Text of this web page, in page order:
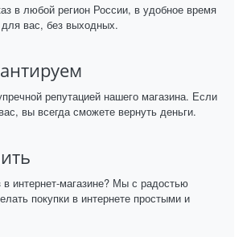
в любой регион России, в удобное время
вас, без выходных.
репутацией нашего магазина. Если
вы всегда сможете вернуть деньги.
интернет-магазине? Мы с радостью
покупки в интернете простыми и